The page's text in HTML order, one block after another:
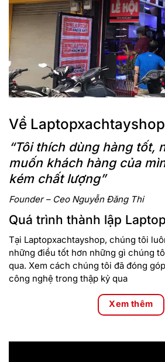
Về Laptopxachtayshop
“Tôi thích dùng hàng tốt,
muốn khách hàng của
kém chất lượng”
Founder – Ceo Nguyễn Đăng Thi
Quá trình thành lập
Tại Laptopxachtayshop, chúng tôi
những điều tốt hơn những gì chúng
qua. Xem cách chúng tôi đã đóng
công nghệ trong thập kỷ qua
Xem thêm